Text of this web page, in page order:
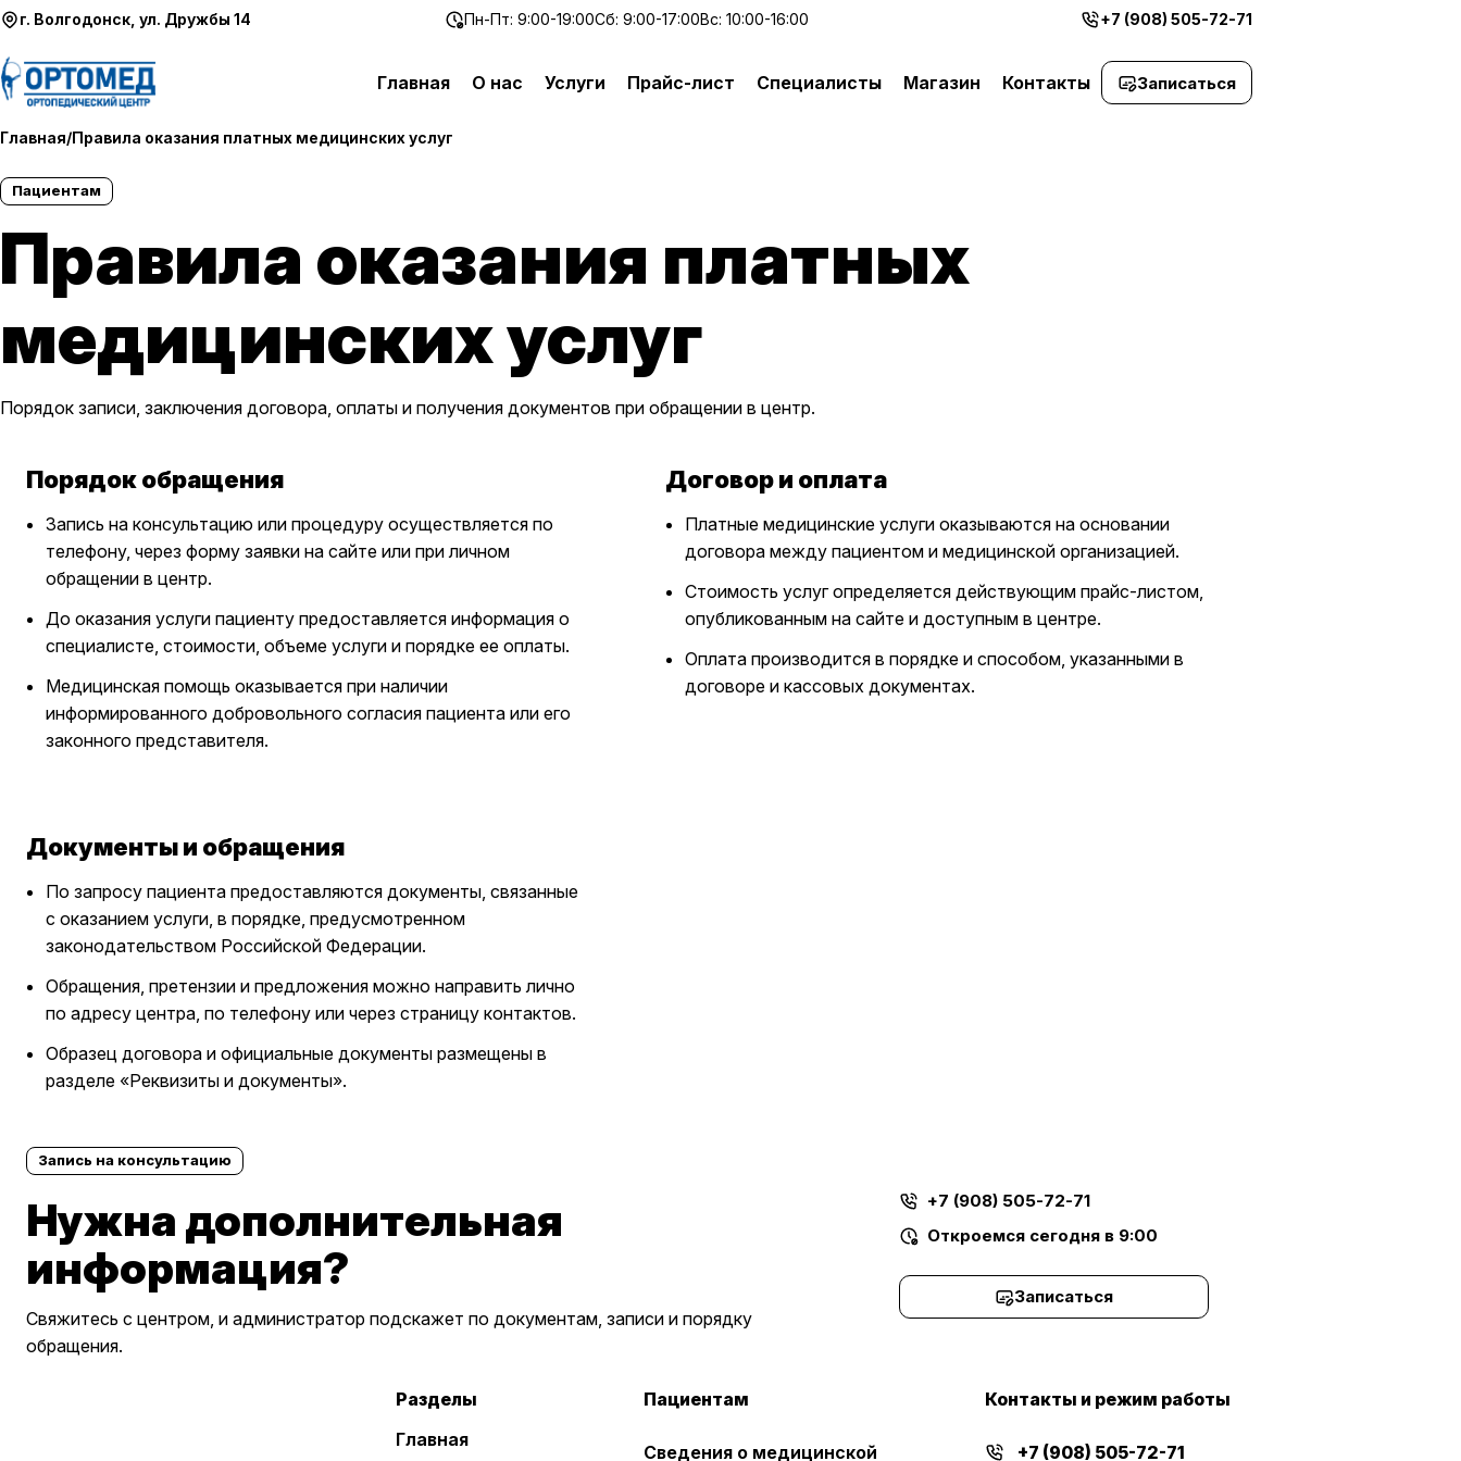
Перейти к содержимому
г. Волгодонск, ул. Дружбы 14 Пн-Пт: 9:00-19:00Сб: 9:00-17:00Вс: 10:00-16:00 +7 (908) 505-72-71
Главная О нас Услуги Прайс-лист Специалисты Магазин Контакты Записаться
Главная/Правила оказания платных медицинских услуг
Пациентам
Правила оказания платных
медицинских услуг
Порядок записи, заключения договора, оплаты и получения документов при обращении в центр.
Порядок обращения
Запись на консультацию или процедуру осуществляется по
телефону, через форму заявки на сайте или при личном
обращении в центр.
До оказания услуги пациенту предоставляется информация о
специалисте, стоимости, объеме услуги и порядке ее оплаты.
Медицинская помощь оказывается при наличии
информированного добровольного согласия пациента или его
законного представителя.
Договор и оплата
Платные медицинские услуги оказываются на основании
договора между пациентом и медицинской организацией.
Стоимость услуг определяется действующим прайс-листом,
опубликованным на сайте и доступным в центре.
Оплата производится в порядке и способом, указанными в
договоре и кассовых документах.
Документы и обращения
По запросу пациента предоставляются документы, связанные
с оказанием услуги, в порядке, предусмотренном
законодательством Российской Федерации.
Обращения, претензии и предложения можно направить лично
по адресу центра, по телефону или через страницу контактов.
Образец договора и официальные документы размещены в
разделе «Реквизиты и документы».
Запись на консультацию
Нужна дополнительная
информация?
Свяжитесь с центром, и администратор подскажет по документам, записи и порядку
обращения.
+7 (908) 505-72-71
Откроемся сегодня в 9:00
Записаться
Разделы
Главная
Пациентам
Сведения о медицинской
Контакты и режим работы
+7 (908) 505-72-71